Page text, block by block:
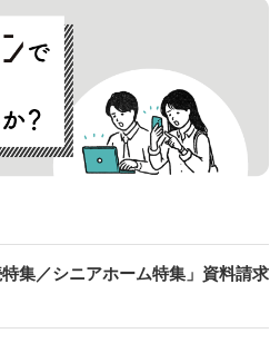
集／シニアホーム特集」資料請求